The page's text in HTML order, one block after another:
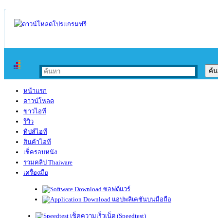
หน้าแรก
ดาวน์โหลด
ข่าวไอที
รีวิว
ทิปส์ไอที
สินค้าไอที
เช็ครอบหนัง
รวมคลิป Thaiware
เครื่องมือ
ซอฟต์แวร์
แอปพลิเคชันบนมือถือ
เช็คความเร็วเน็ต (Speedtest)